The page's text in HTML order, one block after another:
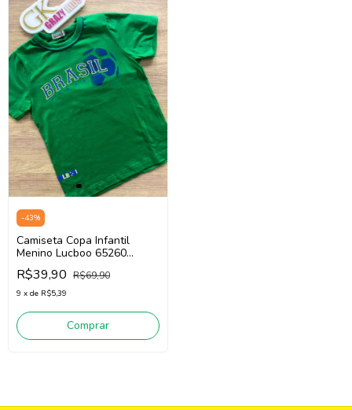
-43%
Camiseta Copa Infantil
Menino Lucboo 65260
(Verde)
R$39,90 R$69,90
9 x de R$5,39
Comprar